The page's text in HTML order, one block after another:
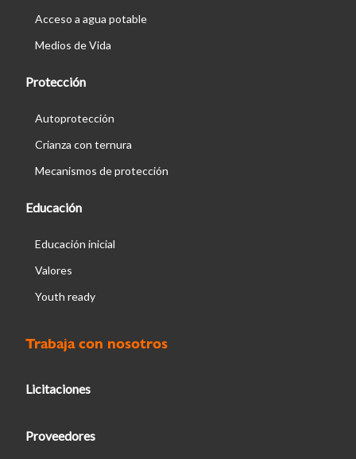
Acceso a agua potable
Medios de Vida
Protección
Autoprotección
Crianza con ternura
Mecanismos de protección
Educación
Educación inicial
Valores
Youth ready
Trabaja con nosotros
Licitaciones
Proveedores